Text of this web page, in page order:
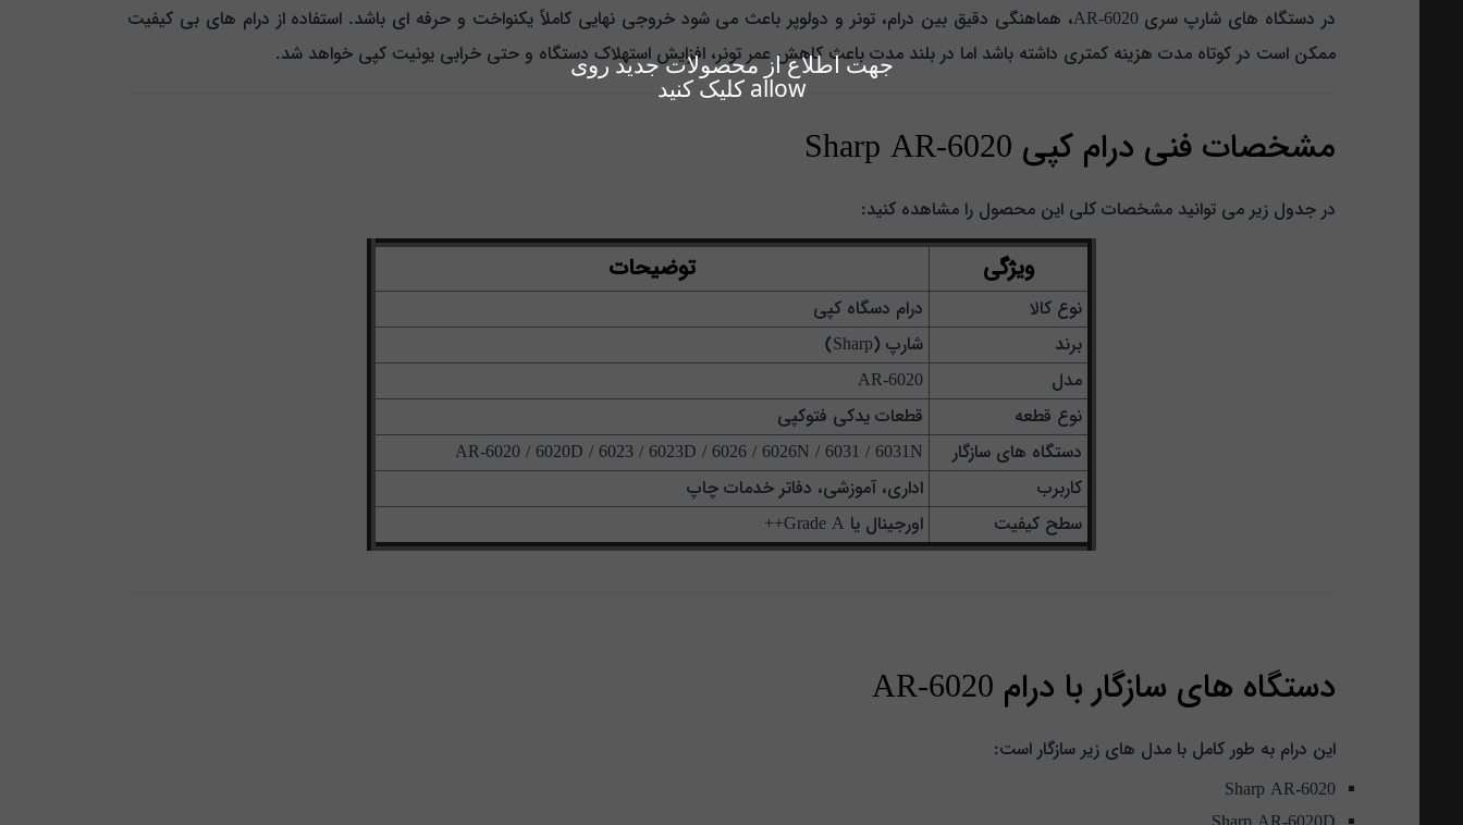
جهت اطلاع از محصولات جدید روی
allow کلیک کنید
در دستگاه‌ های شارپ سری AR-6020، هماهنگی دقیق بین درام، تونر و دولوپر باعث می‌ شود خروجی نهایی کاملاً یکنواخت و حرفه‌ ای باشد. استفاده از درام‌ های بی‌ کیفیت
ممکن است در کوتاه‌ مدت هزینه کمتری داشته باشد اما در بلند مدت باعث کاهش عمر تونر، افزایش استهلاک دستگاه و حتی خرابی یونیت کپی خواهد شد.
مشخصات فنی درام کپی Sharp AR-6020
در جدول زیر می‌ توانید مشخصات کلی این محصول را مشاهده کنید:
ویژگی توضیحات
نوع کالا
درام دسگاه کپی
برند
شارپ (Sharp)
مدل
نوع قطعه
قطعات یدکی فتوکپی
دستگاه های سازگار
کاربرب
اداری، آموزشی، دفاتر خدمات چاپ
سطح کیفیت
اورجینال یا Grade A++
دستگاه‌ های سازگار با درام AR-6020
این درام به طور کامل با مدل‌ های زیر سازگار است:
Sharp AR-6020